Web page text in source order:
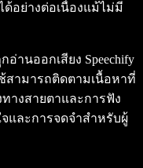
ด้อย่างต่อเนื่องแม้ไม่มี
านออกเสียง Speechify
สามารถติดตามเนื้อหาที่
างสายตาและการฟัง
และการจดจำสำหรับผู้